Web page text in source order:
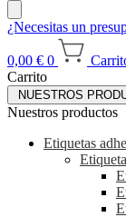
¿Necesitas un
0,00 € 0
Carrito
NUESTROS
Nuestros productos
Etiquetas